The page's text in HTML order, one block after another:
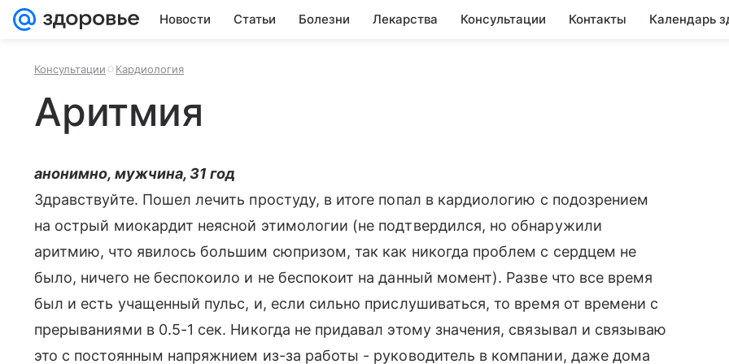
Новости Статьи Болезни Лекарства Консультации Контакты Календарь
Консультации Кардиология
Аритмия
анонимно, мужчина, 31 год
Здравствуйте. Пошел лечить простуду, в итоге попал в кардиологию с подозрением
на острый миокардит неясной этимологии (не подтвердился, но обнаружили
аритмию, что явилось большим сюпризом, так как никогда проблем с сердцем не
было, ничего не беспокоило и не беспокоит на данный момент). Разве что все время
был и есть учащенный пульс, и, если сильно прислушиваться, то время от времени с
прерываниями в 0.5-1 сек. Никогда не придавал этому значения, связывал и связываю
это с постоянным напряжнием из-за работы - руководитель в компании, даже дома